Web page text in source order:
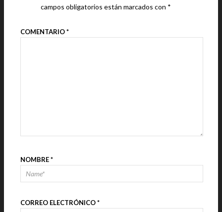
campos obligatorios están marcados con *
COMENTARIO*
NOMBRE*
CORREO ELECTRÓNICO*